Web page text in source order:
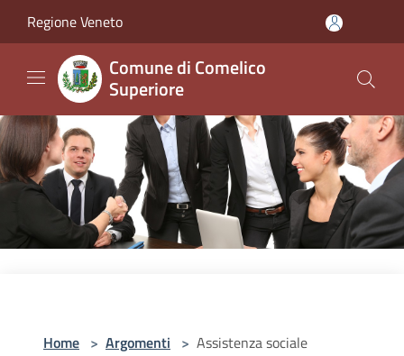
Regione Veneto
Comune di Comelico
Superiore
Home > Argomenti > Assistenza sociale